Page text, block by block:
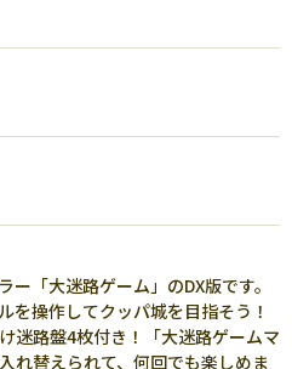
「大迷路ゲーム」のDX版です。
を操作してクッパ城を目指そう！
迷路盤4枚付き！「大迷路ゲームマ
れ替えられて、何回でも楽しめま